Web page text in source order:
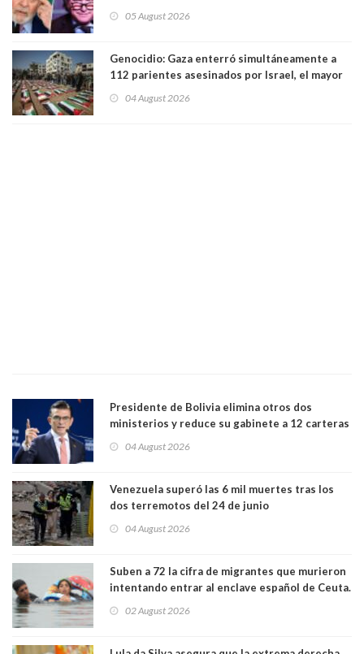
trasandino
05 August 2026
Genocidio: Gaza enterró simultáneamente a
112 parientes asesinados por Israel, el mayor
muertos figuran 44 niños y nueve ancianos
04 August 2026
Presidente de Bolivia elimina otros dos
ministerios y reduce su gabinete a 12 carteras
04 August 2026
Venezuela superó las 6 mil muertes tras los
dos terremotos del 24 de junio
04 August 2026
Suben a 72 la cifra de migrantes que murieron
intentando entrar al enclave español de Ceuta.
02 August 2026